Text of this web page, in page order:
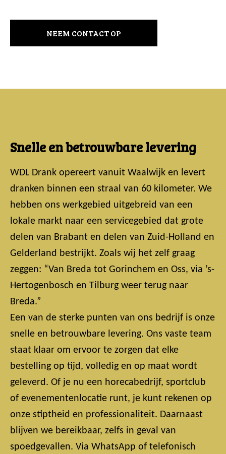
NEEM CONTACT OP
Snelle en betrouwbare levering
WDL Drank opereert vanuit Waalwijk en levert
dranken binnen een straal van 60 kilometer. We
hebben ons werkgebied uitgebreid van een
lokale markt naar een servicegebied dat grote
delen van Brabant en delen van Zuid-Holland en
Gelderland bestrijkt. Zoals wij het zelf graag
zeggen: “Van Breda tot Gorinchem en Oss, via ’s-
Hertogenbosch en Tilburg weer terug naar
Breda.”
Een van de sterke punten van ons bedrijf is onze
snelle en betrouwbare levering. Ons vaste team
staat klaar om ervoor te zorgen dat elke
bestelling op tijd, volledig en op maat wordt
geleverd. Of je nu een horecabedrijf, sportclub
of evenementenlocatie runt, je kunt rekenen op
onze stiptheid en professionaliteit. Daarnaast
blijven we bereikbaar, zelfs in geval van
spoedgevallen. Via WhatsApp of telefonisch